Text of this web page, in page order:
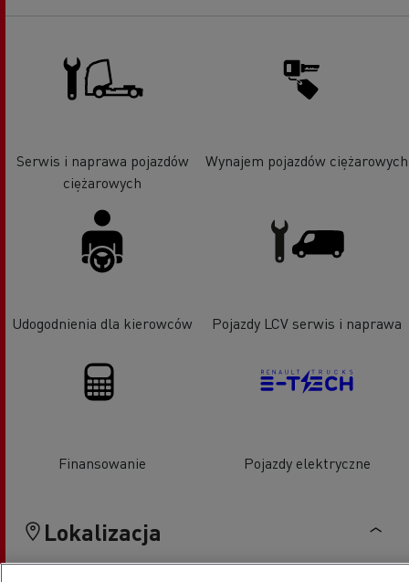
Serwis i naprawa pojazdów
ciężarowych
Wynajem pojazdów ciężarowych
Udogodnienia dla kierowców Pojazdy LCV serwis i naprawa
Finansowanie Pojazdy elektryczne
Lokalizacja